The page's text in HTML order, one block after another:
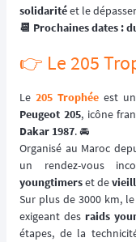
solidaritéet le
📆 Prochaines dates :
👉️ Le 205
Le 205 Trophéeest un
Peugeot 205, icône
Dakar 1987. 🚘
Organisé au Maroc
un rendez-vous
youngtimerset de
Sur plus de 3000 km, le
exigeant des raids
étapes, de la